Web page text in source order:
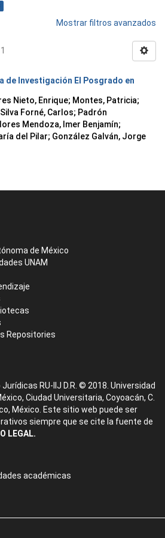
Mostrar filtros avanzados
de Investigación El Posgrado en
Nieto, Enrique; Montes, Patricia;
Silva Forné, Carlos; Padrón
Mendoza, Imer Benjamín;
del Pilar; González Galván, Jorge
de México
UNAM
Repositories
RU-IIJ D.R. © 2018. Universidad
Ciudad Universitaria, Coyoacán, C.
México. Este sitio web puede ser
siempre que se cite la fuente de
LEGAL.
académicas